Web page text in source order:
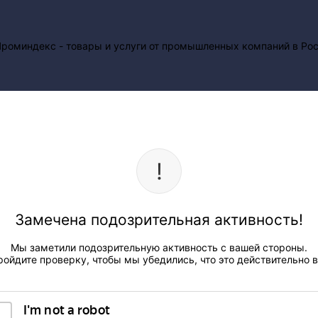
Замечена подозрительная активность!
Мы заметили подозрительную активность с вашей стороны.
проверку, чтобы мы убедились, что это действительно